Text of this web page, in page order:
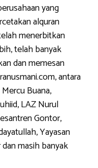
yang
alquran
menerbitkan
telah banyak
dan memesan
antara
Buana,
LAZ Nurul
Gontor,
Yayasan
masih banyak